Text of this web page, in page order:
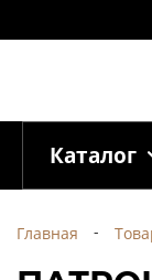
Каталог
Главная